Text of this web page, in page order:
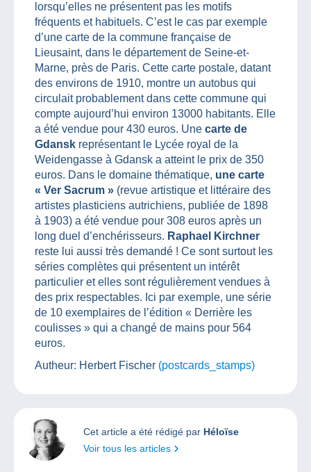
lorsqu’elles ne présentent pas les motifs
fréquents et habituels. C’est le cas par exemple
d’une carte de la commune française de
Lieusaint, dans le département de Seine-et-
Marne, près de Paris. Cette carte postale, datant
des environs de 1910, montre un autobus qui
circulait probablement dans cette commune qui
compte aujourd’hui environ 13000 habitants. Elle
a été vendue pour 430 euros. Une carte de
Gdansk représentant le Lycée royal de la
Weidengasse à Gdansk a atteint le prix de 350
euros. Dans le domaine thématique, une carte
« Ver Sacrum » (revue artistique et littéraire des
artistes plasticiens autrichiens, publiée de 1898
à 1903) a été vendue pour 308 euros après un
long duel d’enchérisseurs. Raphael Kirchner
reste lui aussi très demandé ! Ce sont surtout les
séries complètes qui présentent un intérêt
particulier et elles sont régulièrement vendues à
des prix respectables. Ici par exemple, une série
de 10 exemplaires de l’édition « Derrière les
coulisses » qui a changé de mains pour 564
euros.
Autheur: Herbert Fischer (postcards_stamps)
Cet article a été rédigé par Héloïse
Voir tous les articles